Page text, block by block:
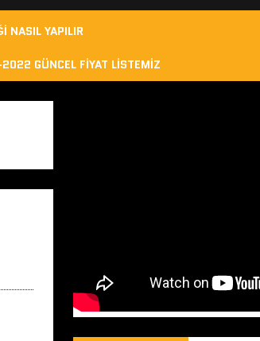
NASIL YAPILIR
GÜNCEL FIYAT LISTEMIZ